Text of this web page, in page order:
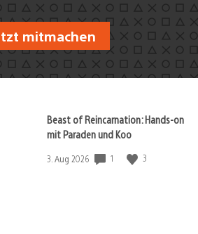
mitmachen
Beast of Reincarnation: Hands-on
mit Paraden und Koo
Veröffentlichungsdatum:
3. Aug 2026 1 3